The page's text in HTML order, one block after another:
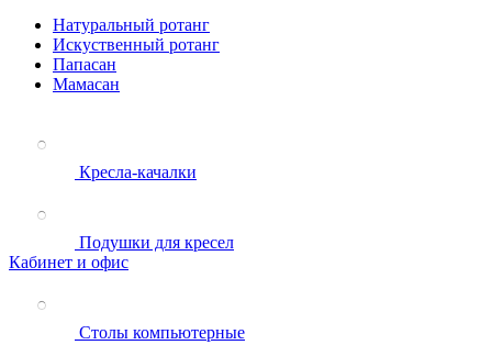
Натуральный ротанг
Искуственный ротанг
Папасан
Мамасан
Кресла-качалки
Подушки для кресел
Кабинет и офис
Столы компьютерные